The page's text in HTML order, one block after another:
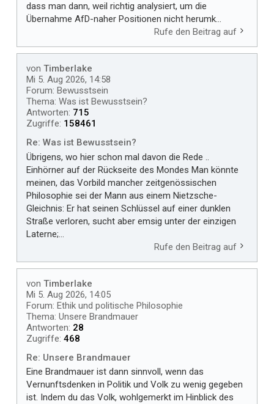
dass man dann, weil richtig analysiert, um die
Übernahme AfD-naher Positionen nicht herumk...
Rufe den Beitrag auf
von Timberlake
Mi 5. Aug 2026, 14:58
Forum: Bewusstsein
Thema: Was ist Bewusstsein?
Antworten: 715
Zugriffe: 158461
Re: Was ist Bewusstsein?
Übrigens, wo hier schon mal davon die Rede ..
Einhörner auf der Rückseite des Mondes Man könnte
meinen, das Vorbild mancher zeitgenössischen
Philosophie sei der Mann aus einem Nietzsche-
Gleichnis: Er hat seinen Schlüssel auf einer dunklen
Straße verloren, sucht aber emsig unter der einzigen
Laterne;...
Rufe den Beitrag auf
von Timberlake
Mi 5. Aug 2026, 14:05
Forum: Ethik und politische Philosophie
Thema: Unsere Brandmauer
Antworten: 28
Zugriffe: 468
Re: Unsere Brandmauer
Eine Brandmauer ist dann sinnvoll, wenn das
Vernunftsdenken in Politik und Volk zu wenig gegeben
ist. Indem du das Volk, wohlgemerkt im Hinblick des